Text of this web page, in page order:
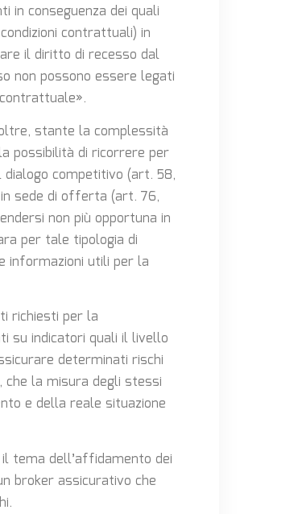
in conseguenza dei quali
contrattuali) in
il diritto di recesso dal
non possono essere legati
stante la complessità
possibilità di ricorrere per
competitivo (art. 58,
sede di offerta (art. 76,
non più opportuna in
per tale tipologia di
informazioni utili per la
richiesti per la
su indicatori quali il livello
determinati rischi
la misura degli stessi
e della reale situazione
tema dell’affidamento dei
broker assicurativo che